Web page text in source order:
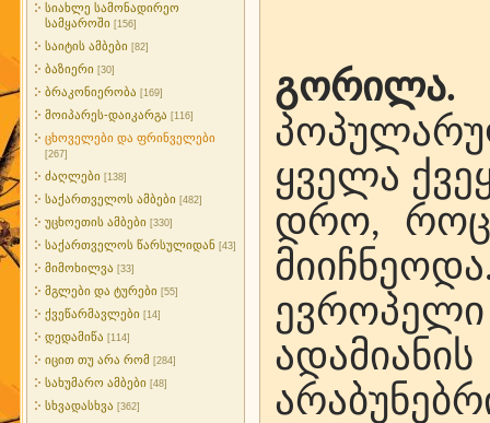
სიახლე სამონადირეო
სამყაროში [156]
საიტის ამბები [82]
ბაზიერი [30]
ბრაკონიერობა [169]
მოიპარეს-დაიკარგა [116]
ცხოველები და ფრინველები
[267]
ძაღლები [138]
საქართველოს ამბები [482]
უცხოეთის ამბები [330]
საქართველოს წარსულიდან [43]
მიმოხილვა [33]
მგლები და ტურები [55]
ქვეწარმავლები [14]
დედამიწა [114]
იცით თუ არა რომ [284]
სახუმარო ამბები [48]
სხვადასხვა [362]
გორილა.
ყველა
დრო,